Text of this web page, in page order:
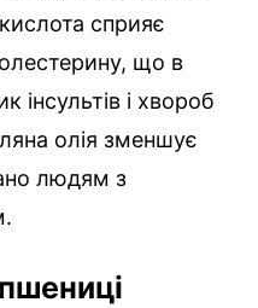
сприяє
що в
інсультів і хвороб
олія зменшує
людям з